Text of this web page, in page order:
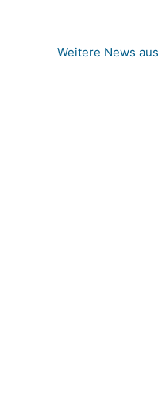
Weitere News